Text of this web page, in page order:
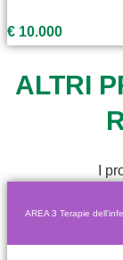
€ 10.000
ALTRI
I
AREA 3 Terapie